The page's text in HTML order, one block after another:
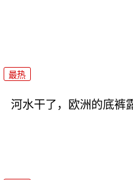
最热
河水干了，欧洲的底裤